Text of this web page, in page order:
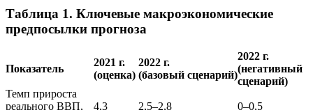
Таблица 1. Ключевые макроэкономические
предпосылки прогноза
Показатель
2021 г.
(оценка)
2022 г.
(базовый сценарий)
2022 г.
(негативный
сценарий)
Темп прироста
реального ВВП,
4,3 2,5–2,8 0–0,5